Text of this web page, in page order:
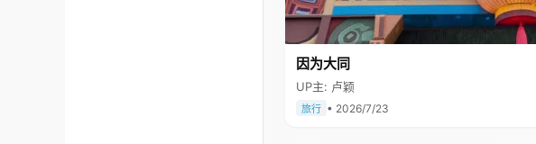
因为大同
UP主: 卢颖
旅行 • 2026/7/23